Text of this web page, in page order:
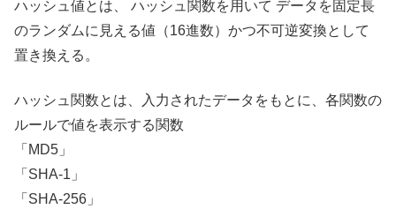
ハッシュ値とは、 ハッシュ関数を用いて データを固定長
のランダムに見える値（16進数）かつ不可逆変換として
置き換える。
ハッシュ関数とは、入力されたデータをもとに、各関数の
ルールで値を表示する関数
「MD5」
「SHA-1」
「SHA-256」